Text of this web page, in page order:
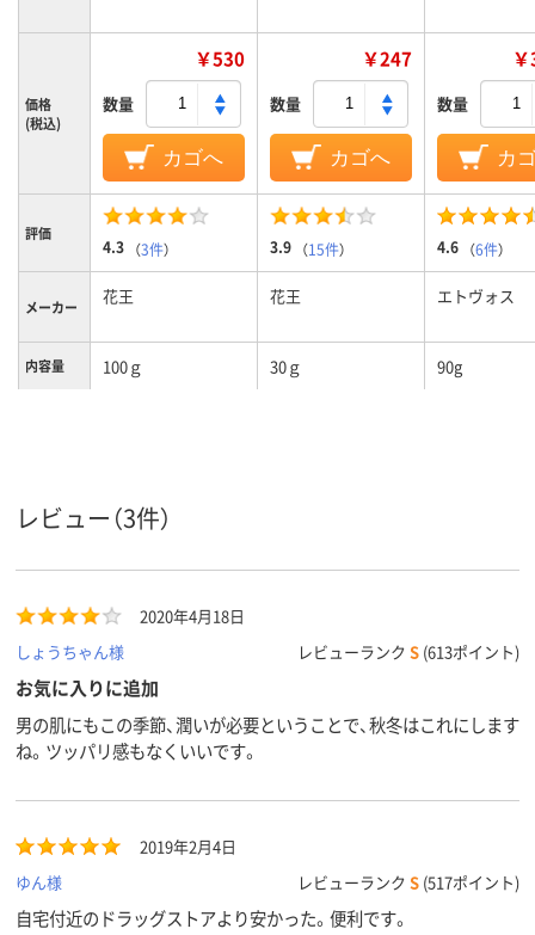
価格
(税込)
￥530
数量
カゴへ
￥247
数量
カゴへ
数量
カ
評価
4.3 （3件） 3.9 （15件） 4.6 （6件）
メーカー 花王 花王 エトヴォス
内容量 100ｇ 30ｇ 90g
レビュー（3件）
2020年4月18日
しょうちゃん様
レビューランク S (613ポイント)
お気に入りに追加
男の肌にもこの季節、潤いが必要ということで、秋冬はこれにします
ね。ツッパリ感もなくいいです。
2019年2月4日
ゆん様
レビューランク S (517ポイント)
自宅付近のドラッグストアより安かった。便利です。